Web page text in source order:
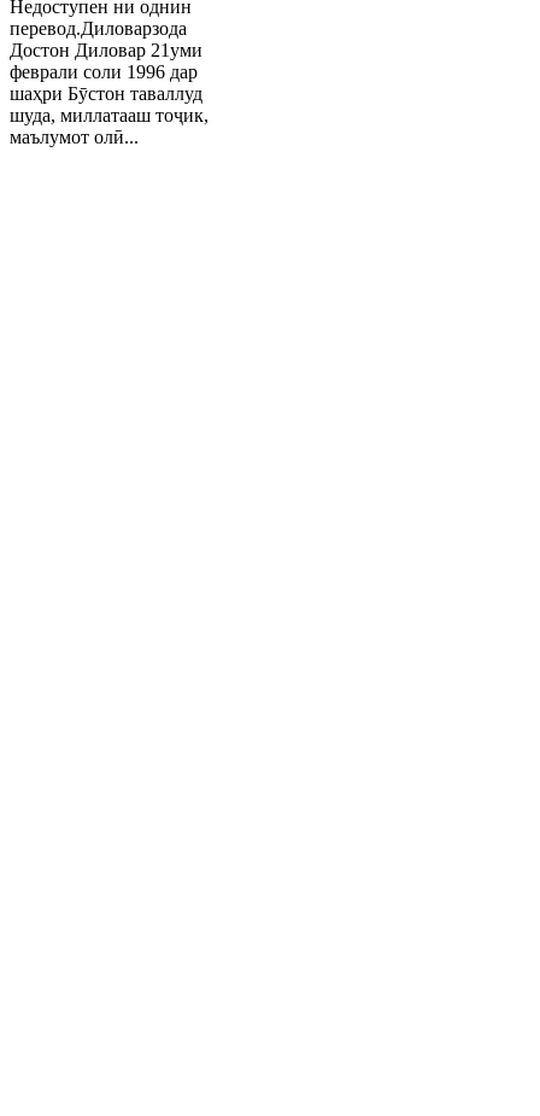
Недоступен ни однин
перевод.Диловарзода
Достон Диловар 21уми
феврали соли 1996 дар
шаҳри Бӯстон таваллуд
шуда, миллатааш тоҷик,
маълумот олӣ...